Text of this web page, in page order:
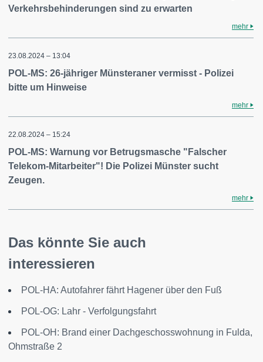
Verkehrsbehinderungen sind zu erwarten
mehr
23.08.2024 – 13:04
POL-MS: 26-jähriger Münsteraner vermisst - Polizei
bitte um Hinweise
mehr
22.08.2024 – 15:24
POL-MS: Warnung vor Betrugsmasche "Falscher
Telekom-Mitarbeiter"! Die Polizei Münster sucht
Zeugen.
mehr
Das könnte Sie auch
interessieren
POL-HA: Autofahrer fährt Hagener über den Fuß
POL-OG: Lahr - Verfolgungsfahrt
POL-OH: Brand einer Dachgeschosswohnung in Fulda,
Ohmstraße 2